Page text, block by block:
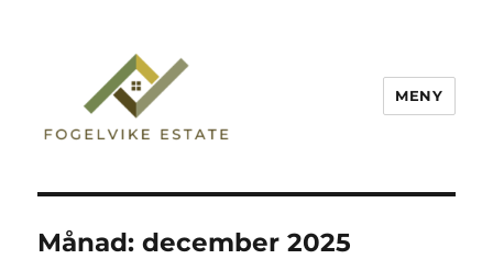
MENY
Månad:december 2025